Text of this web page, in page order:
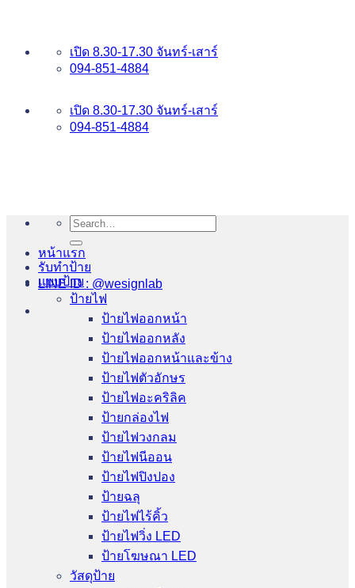
เปิด 8.30-17.30 จันทร์-เสาร์
094-851-4884
เปิด 8.30-17.30 จันทร์-เสาร์
094-851-4884
LINE ID : @wesignlab
Search
for:
หน้าแรก
รับทำป้าย
แบบป้าย
ป้ายไฟ
ป้ายไฟออกหน้า
ป้ายไฟออกหลัง
ป้ายไฟออกหน้าและข้าง
ป้ายไฟตัวอักษร
ป้ายไฟอะคริลิค
ป้ายกล่องไฟ
ป้ายไฟวงกลม
ป้ายไฟนีออน
ป้ายไฟปิงปอง
ป้ายฉลุ
ป้ายไฟไร้คิ้ว
ป้ายไฟวิ่ง LED
ป้ายโฆษณา LED
วัสดุป้าย